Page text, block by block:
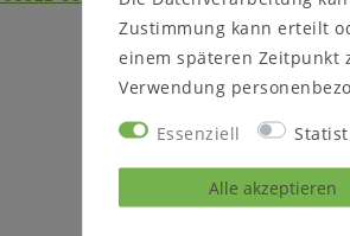
Zustimmung kann erteilt
einem späteren Zeitpunkt
Verwendung
Essenziell
Alle akzeptieren